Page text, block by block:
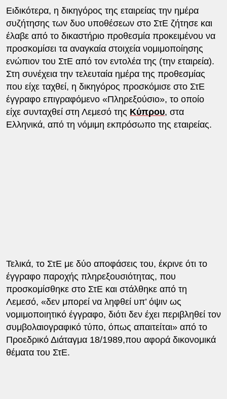
Ειδικότερα, η δικηγόρος της εταιρείας την ημέρα
συζήτησης των δυο υποθέσεων στο ΣτΕ ζήτησε και
έλαβε από το δικαστήριο προθεσμία προκειμένου να
προσκομίσει τα αναγκαία στοιχεία νομιμοποίησης
ενώπιον του ΣτΕ από τον εντολέα της (την εταιρεία).
Στη συνέχεια την τελευταία ημέρα της προθεσμίας
που είχε ταχθεί, η δικηγόρος προσκόμισε στο ΣτΕ
έγγραφο επιγραφόμενο «Πληρεξούσιο», το οποίο
είχε συνταχθεί στη Λεμεσό της Κύπρου, στα
Ελληνικά, από τη νόμιμη εκπρόσωπο της εταιρείας.
Τελικά, το ΣτΕ με δύο αποφάσεις του, έκρινε ότι το
έγγραφο παροχής πληρεξουσιότητας, που
προσκομίσθηκε στο ΣτΕ και στάλθηκε από τη
Λεμεσό, «δεν μπορεί να ληφθεί υπ’ όψιν ως
νομιμοποιητικό έγγραφο, διότι δεν έχει περιβληθεί τον
συμβολαιογραφικό τύπο, όπως απαιτείται» από το
Προεδρικό Διάταγμα 18/1989,που αφορά δικονομικά
θέματα του ΣτΕ.